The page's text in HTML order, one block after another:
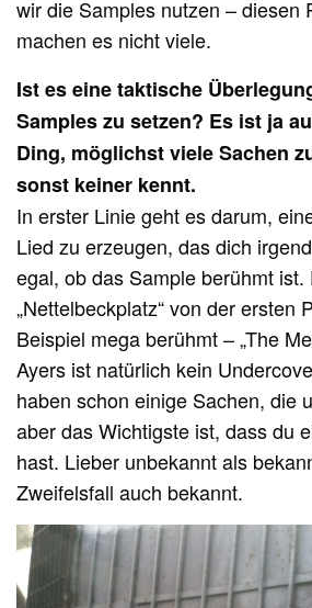
wir die Samples nutzen – diesen
machen es nicht viele.
Ist es eine taktische
Samples zu setzen? Es ist ja
Ding, möglichst viele Sachen
sonst keiner kennt.
In erster Linie geht es darum,
Lied zu erzeugen, das dich
egal, ob das Sample berühmt ist.
„Nettelbeckplatz“ von der ersten
Beispiel mega berühmt – „The
Ayers ist natürlich kein
haben schon einige Sachen, die
aber das Wichtigste ist, dass du
hast. Lieber unbekannt als
Zweifelsfall auch bekannt.